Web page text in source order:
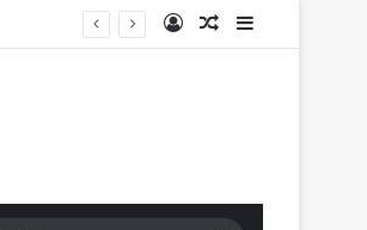
Log InRandom Article
Sidebar